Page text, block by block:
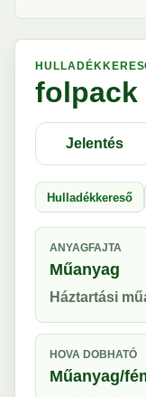
folpack
Jelentés
Hulladékkereső
ANYAGFAJTA
Műanyag
Háztartási
HOVA DOBHATÓ
Műanyag/